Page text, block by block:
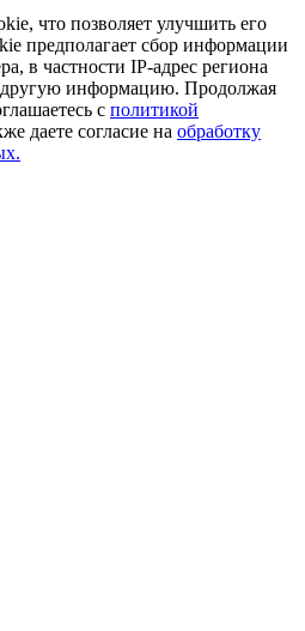
что позволяет улучшить его
предполагает сбор информации
в частности IP-адрес региона
информацию. Продолжая
с политикой
даете согласие на обработку